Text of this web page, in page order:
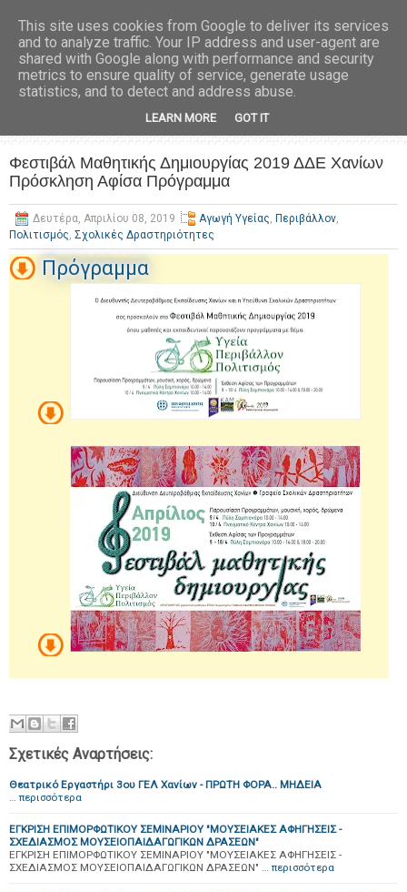
Φεστιβάλ Μαθητικής Δημιουργίας 2019 ΔΔΕ Χανίων
Πρόσκληση Αφίσα Πρόγραμμα
Δευτέρα, Απριλίου 08, 2019 Αγωγή Υγείας, Περιβάλλον,
Πολιτισμός, Σχολικές Δραστηριότητες
Πρόγραμμα
Σχετικές Αναρτήσεις:
Θεατρικό Εργαστήρι 3ου ΓΕΛ Χανίων - ΠΡΩΤΗ ΦΟΡΑ.. ΜΗΔΕΙΑ
… περισσότερα
ΕΓΚΡΙΣΗ ΕΠΙΜΟΡΦΩΤΙΚΟΥ ΣΕΜΙΝΑΡΙΟΥ "ΜΟΥΣΕΙΑΚΕΣ ΑΦΗΓΗΣΕΙΣ -
ΣΧΕΔΙΑΣΜΟΣ ΜΟΥΣΕΙΟΠΑΙΔΑΓΩΓΙΚΩΝ ΔΡΑΣΕΩΝ"
ΕΓΚΡΙΣΗ ΕΠΙΜΟΡΦΩΤΙΚΟΥ ΣΕΜΙΝΑΡΙΟΥ "ΜΟΥΣΕΙΑΚΕΣ ΑΦΗΓΗΣΕΙΣ -
ΣΧΕΔΙΑΣΜΟΣ ΜΟΥΣΕΙΟΠΑΙΔΑΓΩΓΙΚΩΝ ΔΡΑΣΕΩΝ" … περισσότερα
This site uses cookies from Google to deliver its services
and to analyze traffic. Your IP address and user-agent are
shared with Google along with performance and security
metrics to ensure quality of service, generate usage
statistics, and to detect and address abuse.
LEARN MORE GOT IT